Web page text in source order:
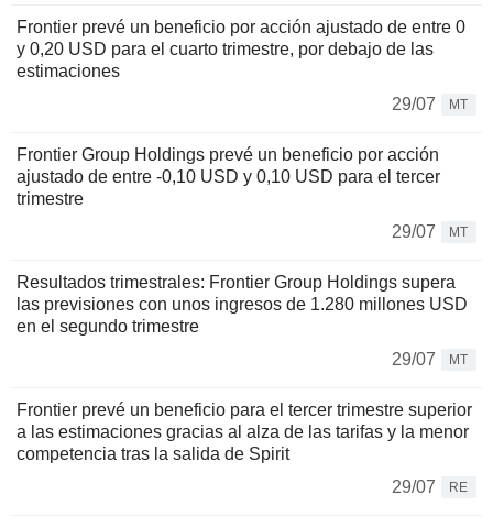
Frontier prevé un beneficio por acción ajustado de entre 0
y 0,20 USD para el cuarto trimestre, por debajo de las
estimaciones
29/07
MT
Frontier Group Holdings prevé un beneficio por acción
ajustado de entre -0,10 USD y 0,10 USD para el tercer
trimestre
29/07
MT
Resultados trimestrales: Frontier Group Holdings supera
las previsiones con unos ingresos de 1.280 millones USD
en el segundo trimestre
29/07
MT
Frontier prevé un beneficio para el tercer trimestre superior
a las estimaciones gracias al alza de las tarifas y la menor
competencia tras la salida de Spirit
29/07
RE